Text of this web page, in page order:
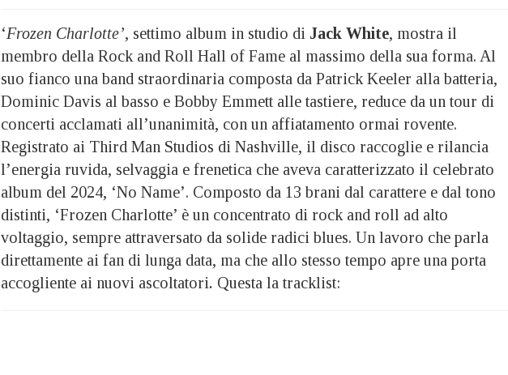
‘Frozen Charlotte’, settimo album in studio di Jack White, mostra il
membro della Rock and Roll Hall of Fame al massimo della sua forma. Al
suo fianco una band straordinaria composta da Patrick Keeler alla batteria,
Dominic Davis al basso e Bobby Emmett alle tastiere, reduce da un tour di
concerti acclamati all’unanimità, con un affiatamento ormai rovente.
Registrato ai Third Man Studios di Nashville, il disco raccoglie e rilancia
l’energia ruvida, selvaggia e frenetica che aveva caratterizzato il celebrato
album del 2024, ‘No Name’. Composto da 13 brani dal carattere e dal tono
distinti, ‘Frozen Charlotte’ è un concentrato di rock and roll ad alto
voltaggio, sempre attraversato da solide radici blues. Un lavoro che parla
direttamente ai fan di lunga data, ma che allo stesso tempo apre una porta
accogliente ai nuovi ascoltatori. Questa la tracklist: